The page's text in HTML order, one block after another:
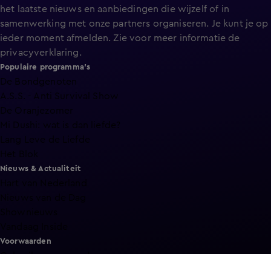
het laatste nieuws en aanbiedingen die wijzelf of in
samenwerking met onze partners organiseren. Je kunt je op
ieder moment afmelden. Zie voor meer informatie de
privacyverklaring.
Populaire programma's
De Bondgenoten
A.S.S. - Anti Survival Show
De Oranjezomer
Mi Dushi: wat is dan liefde?
Lang Leve de Liefde
Het Blok
Nieuws & Actualiteit
Voorwaarden